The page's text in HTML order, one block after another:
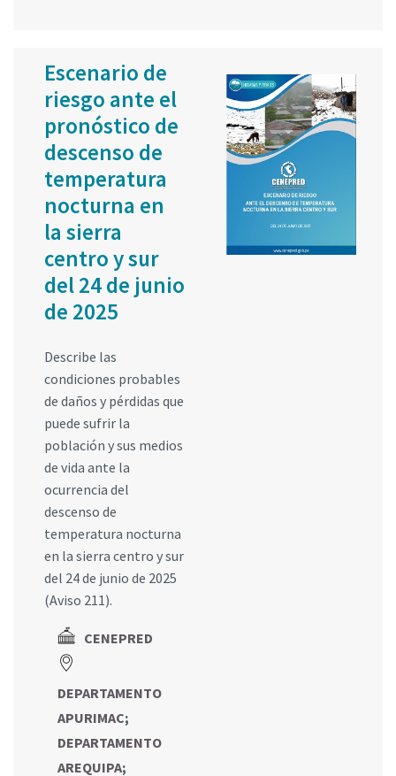
Escenario de
riesgo ante el
pronóstico de
descenso de
temperatura
nocturna en
la sierra
centro y sur
del 24 de junio
de 2025
Describe las
condiciones probables
de daños y pérdidas que
puede sufrir la
población y sus medios
de vida ante la
ocurrencia del
descenso de
temperatura nocturna
en la sierra centro y sur
del 24 de junio de 2025
(Aviso 211).
CENEPRED
DEPARTAMENTO
APURIMAC;
DEPARTAMENTO
AREQUIPA;